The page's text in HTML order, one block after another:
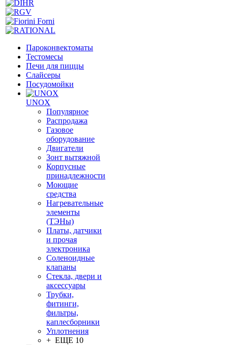
Пароконвектоматы
Тестомесы
Печи для пиццы
Слайсеры
Посудомойки
UNOX
Популярное
Распродажа
Газовое
оборудование
Двигатели
Зонт вытяжной
Корпусные
принадлежности
Моющие
средства
Нагревательные
элементы
(ТЭНы)
Платы, датчики
и прочая
электроника
Соленоидные
клапаны
Стекла, двери и
аксессуары
Трубки,
фитинги,
фильтры,
каплесборники
Уплотнения
+ ЕЩЕ 10